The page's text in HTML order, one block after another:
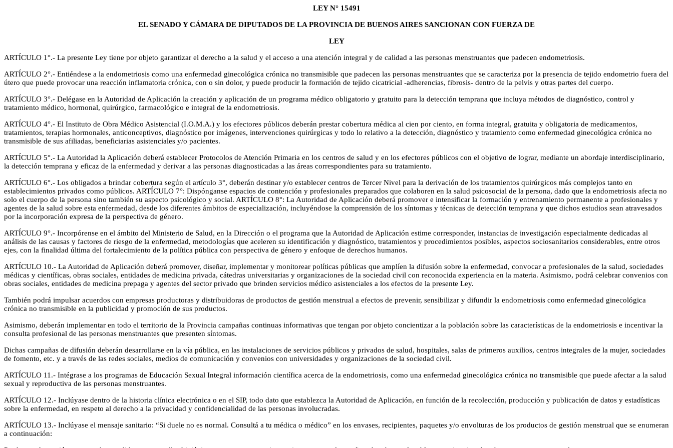
LEY N° 15491
EL SENADO Y CÁMARA DE DIPUTADOS DE LA PROVINCIA DE BUENOS AIRES SANCIONAN CON FUERZA DE
LEY
ARTÍCULO 1°.- La presente Ley tiene por objeto garantizar el derecho a la salud y el acceso a una atención integral y de calidad a las personas menstruantes que padecen endometriosis.
ARTÍCULO 2°.- Entiéndese a la endometriosis como una enfermedad ginecológica crónica no transmisible que padecen las personas menstruantes que se caracteriza por la presencia de tejido endometrio fuera del
útero que puede provocar una reacción inflamatoria crónica, con o sin dolor, y puede producir la formación de tejido cicatricial -adherencias, fibrosis- dentro de la pelvis y otras partes del cuerpo.
ARTÍCULO 3°.- Delégase en la Autoridad de Aplicación la creación y aplicación de un programa médico obligatorio y gratuito para la detección temprana que incluya métodos de diagnóstico, control y
tratamiento médico, hormonal, quirúrgico, farmacológico e integral de la endometriosis.
ARTÍCULO 4°.- El Instituto de Obra Médico Asistencial (I.O.M.A.) y los efectores públicos deberán prestar cobertura médica al cien por ciento, en forma integral, gratuita y obligatoria de medicamentos,
tratamientos, terapias hormonales, anticonceptivos, diagnóstico por imágenes, intervenciones quirúrgicas y todo lo relativo a la detección, diagnóstico y tratamiento como enfermedad ginecológica crónica no
transmisible de sus afiliadas, beneficiarias asistenciales y/o pacientes.
ARTÍCULO 5°.- La Autoridad la Aplicación deberá establecer Protocolos de Atención Primaria en los centros de salud y en los efectores públicos con el objetivo de lograr, mediante un abordaje interdisciplinario,
la detección temprana y eficaz de la enfermedad y derivar a las personas diagnosticadas a las áreas correspondientes para su tratamiento.
ARTÍCULO 6°.- Los obligados a brindar cobertura según el artículo 3°, deberán destinar y/o establecer centros de Tercer Nivel para la derivación de los tratamientos quirúrgicos más complejos tanto en
establecimientos privados como públicos. ARTÍCULO 7°: Dispónganse espacios de contención y profesionales preparados que colaboren en la salud psicosocial de la persona, dado que la endometriosis afecta no
solo el cuerpo de la persona sino también su aspecto psicológico y social. ARTÍCULO 8°: La Autoridad de Aplicación deberá promover e intensificar la formación y entrenamiento permanente a profesionales y
agentes de la salud sobre esta enfermedad, desde los diferentes ámbitos de especialización, incluyéndose la comprensión de los síntomas y técnicas de detección temprana y que dichos estudios sean atravesados
por la incorporación expresa de la perspectiva de género.
ARTÍCULO 9°.- Incorpórense en el ámbito del Ministerio de Salud, en la Dirección o el programa que la Autoridad de Aplicación estime corresponder, instancias de investigación especialmente dedicadas al
análisis de las causas y factores de riesgo de la enfermedad, metodologías que aceleren su identificación y diagnóstico, tratamientos y procedimientos posibles, aspectos sociosanitarios considerables, entre otros
ejes, con la finalidad última del fortalecimiento de la política pública con perspectiva de género y enfoque de derechos humanos.
ARTÍCULO 10.- La Autoridad de Aplicación deberá promover, diseñar, implementar y monitorear políticas públicas que amplíen la difusión sobre la enfermedad, convocar a profesionales de la salud, sociedades
médicas y científicas, obras sociales, entidades de medicina privada, cátedras universitarias y organizaciones de la sociedad civil con reconocida experiencia en la materia. Asimismo, podrá celebrar convenios con
obras sociales, entidades de medicina prepaga y agentes del sector privado que brinden servicios médico asistenciales a los efectos de la presente Ley.
También podrá impulsar acuerdos con empresas productoras y distribuidoras de productos de gestión menstrual a efectos de prevenir, sensibilizar y difundir la endometriosis como enfermedad ginecológica
crónica no transmisible en la publicidad y promoción de sus productos.
Asimismo, deberán implementar en todo el territorio de la Provincia campañas continuas informativas que tengan por objeto concientizar a la población sobre las características de la endometriosis e incentivar la
consulta profesional de las personas menstruantes que presenten síntomas.
Dichas campañas de difusión deberán desarrollarse en la vía pública, en las instalaciones de servicios públicos y privados de salud, hospitales, salas de primeros auxilios, centros integrales de la mujer, sociedades
de fomento, etc. y a través de las redes sociales, medios de comunicación y convenios con universidades y organizaciones de la sociedad civil.
ARTÍCULO 11.- Intégrase a los programas de Educación Sexual Integral información científica acerca de la endometriosis, como una enfermedad ginecológica crónica no transmisible que puede afectar a la salud
sexual y reproductiva de las personas menstruantes.
ARTÍCULO 12.- Inclúyase dentro de la historia clínica electrónica o en el SIP, todo dato que establezca la Autoridad de Aplicación, en función de la recolección, producción y publicación de datos y estadísticas
sobre la enfermedad, en respeto al derecho a la privacidad y confidencialidad de las personas involucradas.
ARTÍCULO 13.- Inclúyase el mensaje sanitario: “Si duele no es normal. Consultá a tu médica o médico” en los envases, recipientes, paquetes y/o envolturas de los productos de gestión menstrual que se enumeran
a continuación: